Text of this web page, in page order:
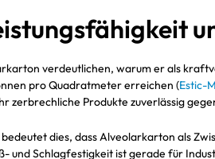
verdeutlichen, warum er als
pro Quadratmeter erreichen (Estic-
zerbrechliche Produkte zuverlässig
dies, dass Alveolarkarton als
und Schlagfestigkeit ist gerade für